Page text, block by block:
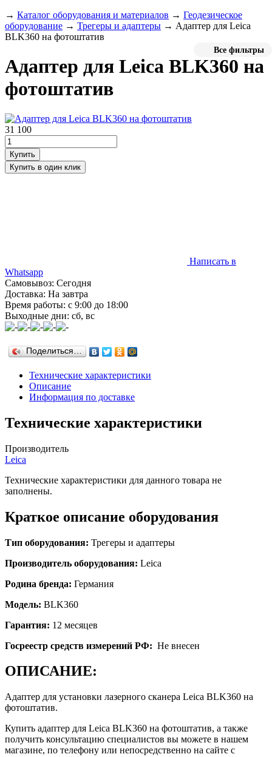
→ Каталог оборудования и материалов → Геодезическое
оборудование → Трегеры и адаптеры → Адаптер для Leica
BLK360 на фотоштатив
Все фильтры
Адаптер для Leica BLK360 на
фотоштатив
31 100
Написать в
Whatsapp
Самовывоз: Сегодня
Доставка: На завтра
Время работы: с 9:00 до 18:00
Выходные дни: сб, вс
Поделиться…
Технические характеристики
Описание
Информация по доставке
Технические характеристики
Производитель
Leica
Технические характеристики для данного товара не
заполнены.
Краткое описание оборудования
Тип оборудования: Трегеры и адаптеры
Производитель оборудования: Leica
Родина бренда: Германия
Модель: BLK360
Гарантия: 12 месяцев
Госреестр средств измерений РФ: Не внесен
ОПИСАНИЕ:
Адаптер для установки лазерного сканера Leica BLK360 на
фотоштатив.
Купить адаптер для Leica BLK360 на фотоштатив, а также
получить консультацию специалистов вы можете в нашем
магазине, по телефону или непосредственно на сайте с